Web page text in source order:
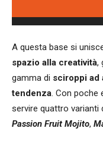
A questa base si
spazio alla creatività,
gamma di sciroppi ad
tendenza. Con poche
servire quattro varianti
Passion Fruit Mojito,